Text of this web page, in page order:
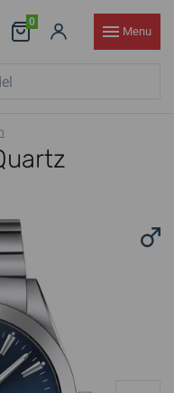
0
Menu